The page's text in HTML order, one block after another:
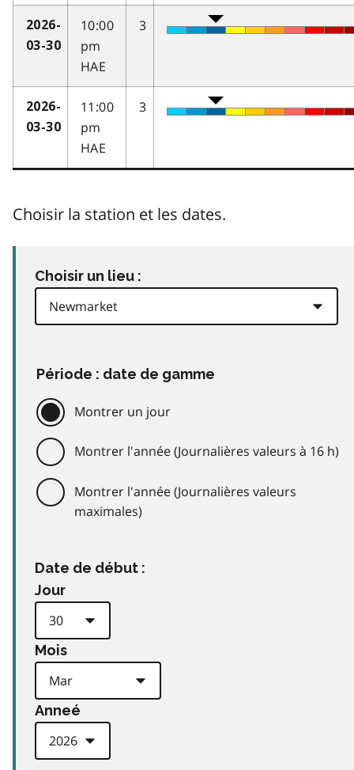
2026-
03-30
10:00
pm
HAE
3
2026-
03-30
11:00
pm
HAE
3
Choisir la station et les dates.
Choisir un lieu :
Période : date de gamme
Montrer un jour
Montrer l'année (Journalières valeurs à 16 h)
Montrer l'année (Journalières valeurs
maximales)
Date de début :
Jour
Mois
Anneé